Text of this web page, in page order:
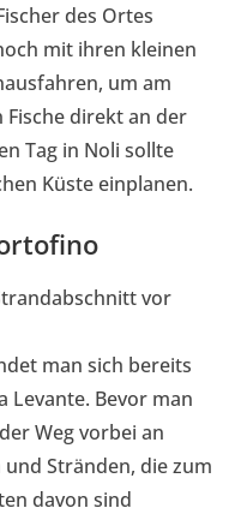
des Ortes
mit ihren kleinen
um am
Fische direkt an der
Tag in Noli sollte
Küste einplanen.
man sich bereits
Levante. Bevor man
Weg vorbei an
Stränden, die zum
davon sind